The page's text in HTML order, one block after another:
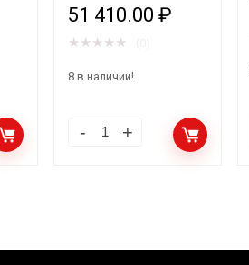
51 410.00₽
★ ★ ★ ★ ★
8 в наличии!